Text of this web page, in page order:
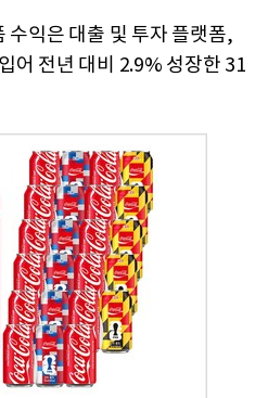
수익은 대출 및 투자 플랫폼,
어 전년 대비 2.9% 성장한 31